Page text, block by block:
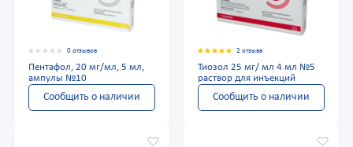
0 отзывов
Пентафол, 20 мг/мл, 5 мл,
ампулы №10
Сообщить о наличии
2 отзыва
Тиозол 25 мг/ мл 4 мл №5
раствор для инъекций
Сообщить о наличии